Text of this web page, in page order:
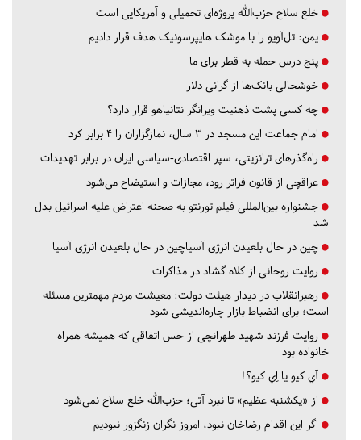
خلع سلاح حزب‌الله پروژه‌ای تحمیلی و آمریکایی است
یمن: تل‌آویو را با موشک هایپرسونیک هدف قرار دادیم
پنج درس‌ حمله به قطر برای ما
خوشحالی بانک‌ها از گرانی دلار
چه کسی پشت ذهنیت ویرانگر نتانیاهو قرار دارد؟
امام جماعت این مسجد در ۳ سال، نمازگزاران را ۴ برابر کرد
راه‌گذرهای ترانزیتی، سپر اقتصادی-سیاسی ایران در برابر تهدیدات
عراقچی از قانون فراتر رود، مجازات و استیضاح می‌شود
جشنواره بین‌المللی فیلم تورنتو به صحنه اعتراض علیه اسرائیل بدل
شد
چین در حال بلعیدن انرژی آسیاچین در حال بلعیدن انرژی آسیا
روایت روحانی از کلاه گشاد در مذاکرات
رهبرانقلاب در دیدار هیئت دولت: معیشت مردم مهمترین مسئله
است؛ برای انضباط بازار چاره‌اندیشی شود
روایت فرزند شهید طهرانچی از حس اتفاقی که همیشه همراه
خانواده بود
آي كيو يا اِي كيو؟!
از «یکشنبه عظیم» تا نبرد آتی؛ حزب‌الله خلع سلاح نمی‌شود
اگر این اقدام رضاخان نبود، امروز نگران زنگزور نبودیم